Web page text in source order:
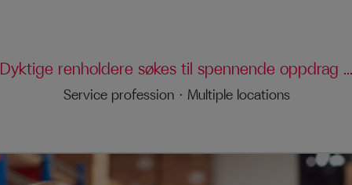
Dyktige renholdere søkes til spennende oppdrag ...
Service profession · Multiple locations